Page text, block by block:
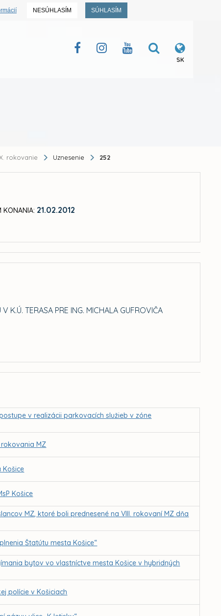
NESÚHLASÍM SÚHLASÍM
SK
rokovanie Uznesenie 252
KONANIA: 21.02.2012
K.Ú. TERASA PRE ING. MICHALA GUFROVIČA
v realizácii parkovacích služieb v zóne
MZ
Košice
Košice
MZ, ktoré boli prednesené na VIII. rokovaní MZ dňa
Štatútu mesta Košice“
bytov vo vlastníctve mesta Košice v hybridných
polície v Košiciach